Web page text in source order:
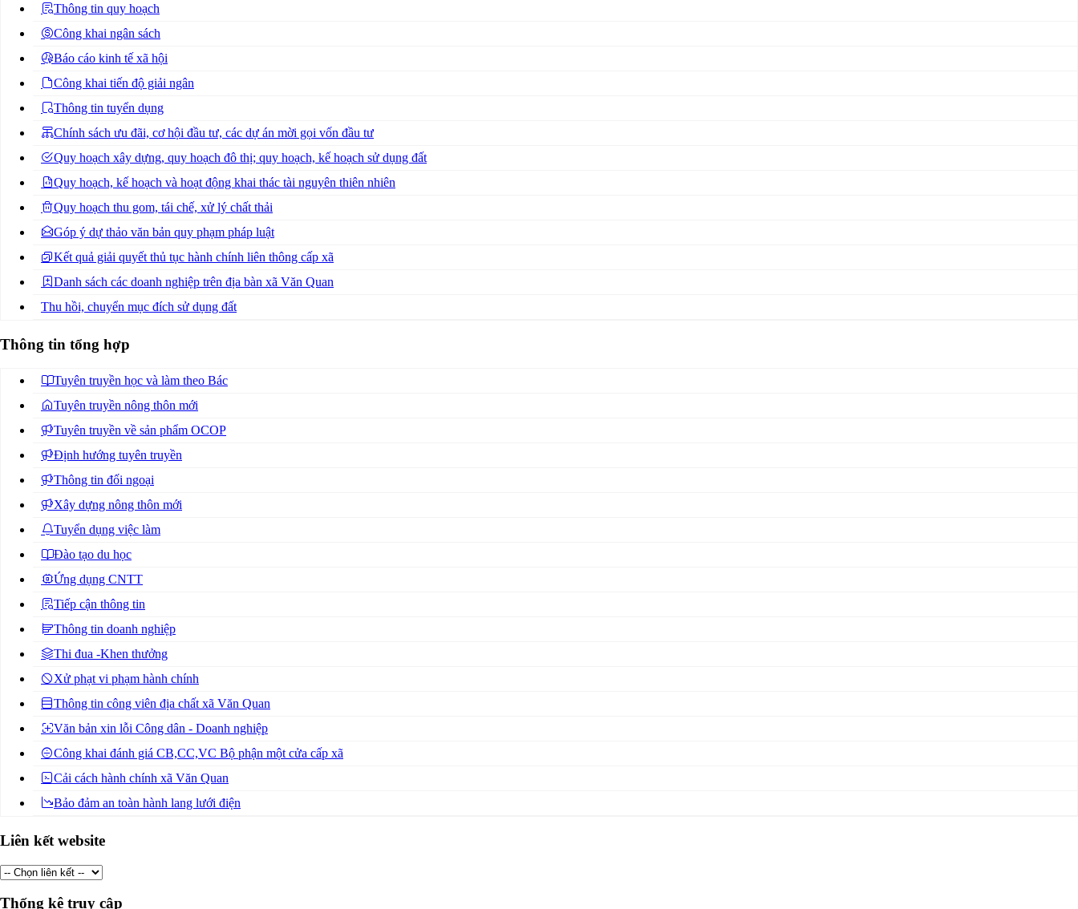
Thông tin quy hoạch
Công khai ngân sách
Báo cáo kinh tế xã hội
Công khai tiến độ giải ngân
Thông tin tuyển dụng
Chính sách ưu đãi, cơ hội đầu tư, các dự án mời gọi vốn đầu tư
Quy hoạch xây dựng, quy hoạch đô thị; quy hoạch, kế hoạch sử dụng đất
Quy hoạch, kế hoạch và hoạt động khai thác tài nguyên thiên nhiên
Quy hoạch thu gom, tái chế, xử lý chất thải
Góp ý dự thảo văn bản quy phạm pháp luật
Kết quả giải quyết thủ tục hành chính liên thông cấp xã
Danh sách các doanh nghiệp trên địa bàn xã Văn Quan
Thu hồi, chuyển mục đích sử dụng đất
Thông tin tổng hợp
Tuyên truyền học và làm theo Bác
Tuyên truyền nông thôn mới
Tuyên truyền về sản phẩm OCOP
Định hướng tuyên truyền
Thông tin đối ngoại
Xây dựng nông thôn mới
Tuyển dụng việc làm
Đào tạo du học
Ứng dụng CNTT
Tiếp cận thông tin
Thông tin doanh nghiệp
Thi đua -Khen thưởng
Xử phạt vi phạm hành chính
Thông tin công viên địa chất xã Văn Quan
Văn bản xin lỗi Công dân - Doanh nghiệp
Công khai đánh giá CB,CC,VC Bộ phận một cửa cấp xã
Cải cách hành chính xã Văn Quan
Bảo đảm an toàn hành lang lưới điện
Liên kết website
Thống kê truy cập